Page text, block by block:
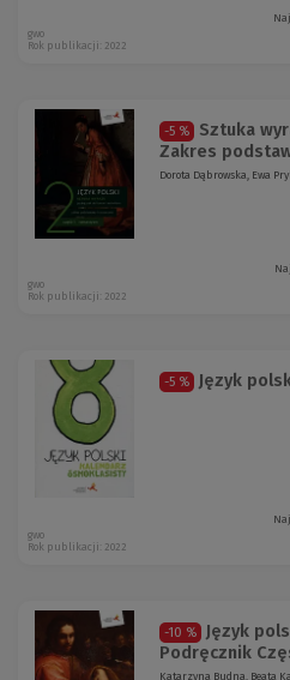
gwo
Rok publikacji: 2022
-5 %
Sztuka
Zakres
Dorota Dąbrowska, Ewa
gwo
Rok publikacji: 2022
-5 % Język
gwo
Rok publikacji: 2022
-10 %
Język
Podręcznik
Katarzyna Budna, Beata